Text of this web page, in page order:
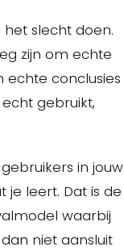
het slecht doen.
zijn om echte
conclusies
gebruikt,
in jouw
je leert. Dat is de
waarbij
niet aansluit